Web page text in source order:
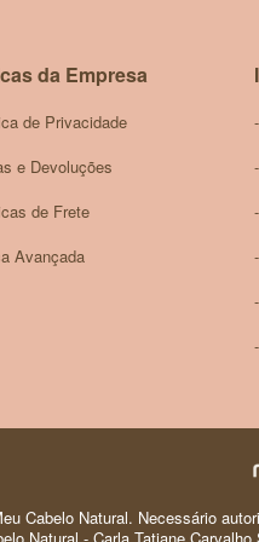
da Empresa
de Privacidade
e Devoluções
de Frete
Avançada
Cabelo Natural. Necessário